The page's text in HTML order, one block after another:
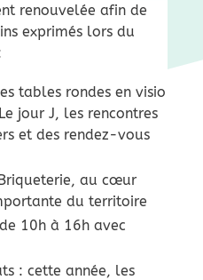
renouvelée afin de
exprimés lors du
tables rondes en visio
jour J, les rencontres
et des rendez-vous
au cœur
du territoire
10h à 16h avec
: cette année, les